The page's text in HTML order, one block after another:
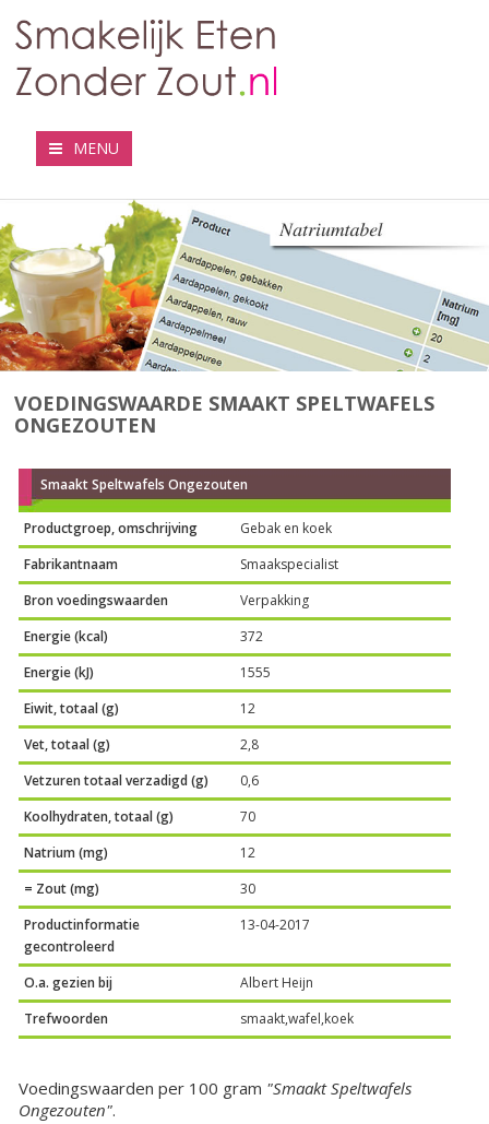
MENU
VOEDINGSWAARDE SMAAKT SPELTWAFELS
ONGEZOUTEN
Smaakt Speltwafels Ongezouten
Productgroep, omschrijving
Gebak en koek
Fabrikantnaam
Smaakspecialist
Bron voedingswaarden
Verpakking
Energie (kcal)
372
Energie (kJ)
1555
Eiwit, totaal (g)
12
Vet, totaal (g)
2,8
Vetzuren totaal verzadigd (g)
0,6
Koolhydraten, totaal (g)
70
Natrium (mg)
12
= Zout (mg)
30
Productinformatie
gecontroleerd
13-04-2017
O.a. gezien bij
Albert Heijn
Trefwoorden
smaakt,wafel,koek
Voedingswaarden per 100 gram "Smaakt Speltwafels
Ongezouten".